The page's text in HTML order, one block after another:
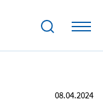
08.04.2024